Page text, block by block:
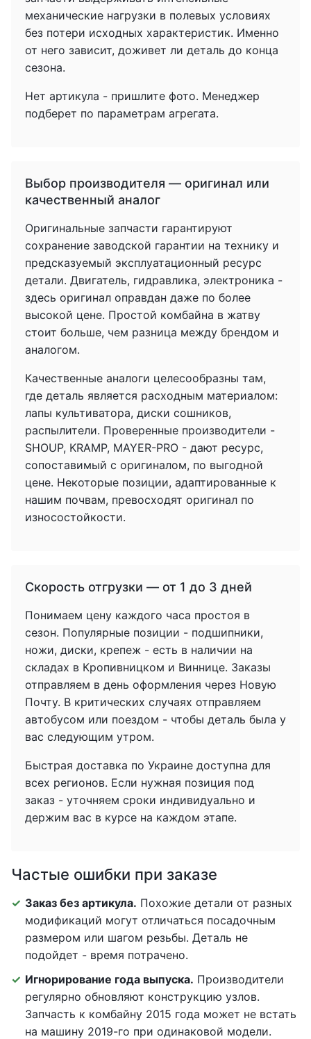
механические нагрузки в полевых условиях
без потери исходных характеристик. Именно
от него зависит, доживет ли деталь до конца
сезона.
Нет артикула - пришлите фото. Менеджер
подберет по параметрам агрегата.
Выбор производителя — оригинал или
качественный аналог
Оригинальные запчасти гарантируют
сохранение заводской гарантии на технику и
предсказуемый эксплуатационный ресурс
детали. Двигатель, гидравлика, электроника -
здесь оригинал оправдан даже по более
высокой цене. Простой комбайна в жатву
стоит больше, чем разница между брендом и
аналогом.
Качественные аналоги целесообразны там,
где деталь является расходным материалом:
лапы культиватора, диски сошников,
распылители. Проверенные производители -
SHOUP, KRAMP, MAYER-PRO - дают ресурс,
сопоставимый с оригиналом, по выгодной
цене. Некоторые позиции, адаптированные к
нашим почвам, превосходят оригинал по
износостойкости.
Скорость отгрузки — от 1 до 3 дней
Понимаем цену каждого часа простоя в
сезон. Популярные позиции - подшипники,
ножи, диски, крепеж - есть в наличии на
складах в Кропивницком и Виннице. Заказы
отправляем в день оформления через Новую
Почту. В критических случаях отправляем
автобусом или поездом - чтобы деталь была у
вас следующим утром.
Быстрая доставка по Украине доступна для
всех регионов. Если нужная позиция под
заказ - уточняем сроки индивидуально и
держим вас в курсе на каждом этапе.
Частые ошибки при заказе
Заказ без артикула. Похожие детали от разных
модификаций могут отличаться посадочным
размером или шагом резьбы. Деталь не
подойдет - время потрачено.
Игнорирование года выпуска. Производители
регулярно обновляют конструкцию узлов.
Запчасть к комбайну 2015 года может не встать
на машину 2019-го при одинаковой модели.